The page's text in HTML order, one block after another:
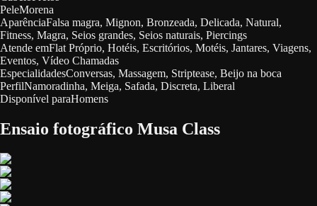
PeleMorena
AparênciaFalsa magra, Mignon, Bronzeada, Delicada, Natural,
Fitness, Magra, Seios grandes, Seios naturais, Piercings
Atende emFlat Próprio, Hotéis, Escritórios, Motéis, Jantares, Viagens,
Eventos, Vídeo Chamadas
EspecialidadesConversas, Massagem, Striptease, Beijo na boca
PerfilNamoradinha, Meiga, Safada, Discreta, Liberal
Disponível paraHomens
Ensaio fotográfico Musa Class